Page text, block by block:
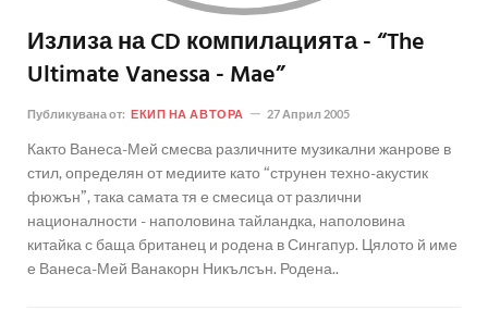
Излиза на CD компилацията - “The
Ultimate Vanessa - Mae”
Публикувана от: ЕКИП НА АВТОРА 27 Април 2005
Както Ванеса-Мей смесва различните музикални жанрове в
стил, определян от медиите като “струнен техно-акустик
фюжън”, така самата тя е смесица от различни
националности - наполовина тайландка, наполовина
китайка с баща британец и родена в Сингапур. Цялото й име
е Ванеса-Мей Ванакорн Никълсън. Родена..